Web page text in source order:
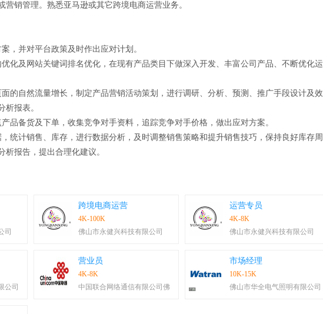
销管理。熟悉亚马逊或其它跨境电商运营业务。
，并对平台政策及时作出应对计划。
化及网站关键词排名优化，在现有产品类目下做深入开发、丰富公司产品、不断优化运
的自然流量增长，制定产品营销活动策划，进行调研、分析、预测、推广手段设计及效
析报表。
品备货及下单，收集竞争对手资料，追踪竞争对手价格，做出应对方案。
统计销售、库存，进行数据分析，及时调整销售策略和提升销售技巧，保持良好库存周
报告，提出合理化建议。
司
跨境电商运营
4K-100K
佛山市永健兴科技有限公司
运营专员
4K-8K
佛山市永健兴科技有限公司
公司
营业员
4K-8K
中国联合网络通信有限公司佛
市场经理
10K-15K
佛山市华全电气照明有限公司